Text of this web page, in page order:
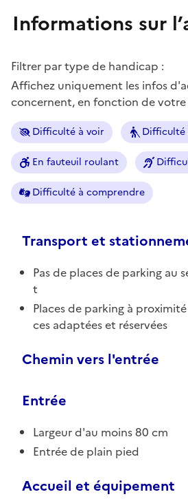
Informations sur
Filtrer par type de handicap :
Affichez uniquement les infos
concernent, en fonction de
Difficulté à voir Difficulté
En fauteuil roulant
Difficulté à comprendre
Transport et
Pas de places de parking au
t
Places de parking à
ces adaptées et réservées
Chemin vers l'entrée
Entrée
Largeur d'au moins 80 cm
Entrée de plain pied
Accueil et équipement